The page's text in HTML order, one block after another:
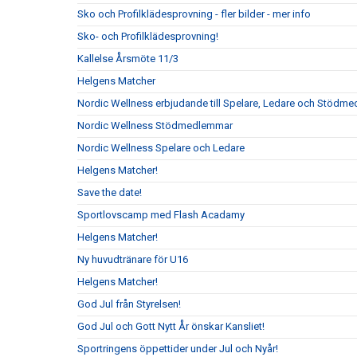
Sko och Profilklädesprovning - fler bilder - mer info
Sko- och Profilklädesprovning!
Kallelse Årsmöte 11/3
Helgens Matcher
Nordic Wellness erbjudande till Spelare, Ledare och
Nordic Wellness Stödmedlemmar
Nordic Wellness Spelare och Ledare
Helgens Matcher!
Save the date!
Sportlovscamp med Flash Acadamy
Helgens Matcher!
Ny huvudtränare för U16
Helgens Matcher!
God Jul från Styrelsen!
God Jul och Gott Nytt År önskar Kansliet!
Sportringens öppettider under Jul och Nyår!